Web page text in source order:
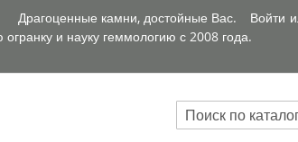
Драгоценные камни, достойные Вас. Войти
и науку геммологию с 2008 года.
Искать